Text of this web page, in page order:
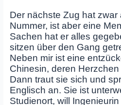
Der nächste Zug hat
Nummer, ist aber eine
Sachen hat er alles
sitzen über den Gang
Neben mir ist eine
Chinesin, deren
Dann traut sie sich und
Englisch an. Sie ist
Studienort, will